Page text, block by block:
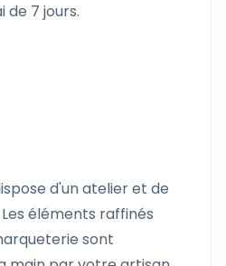
de 7 jours.
d'un atelier et de
éléments raffinés
sont